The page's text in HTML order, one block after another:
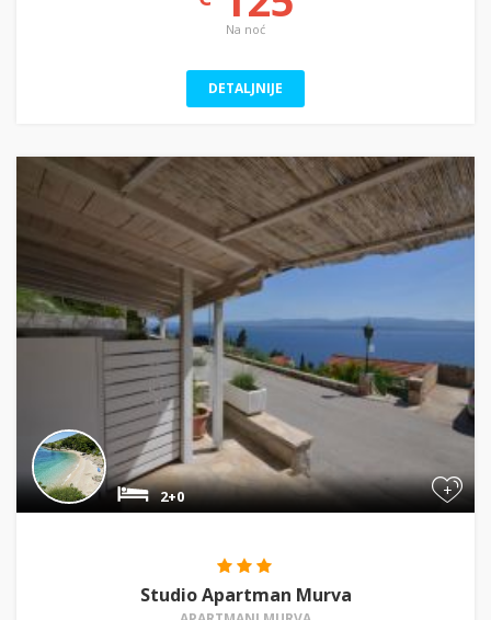
Na noć
DETALJNIJE
+
2+0
Studio Apartman Murva